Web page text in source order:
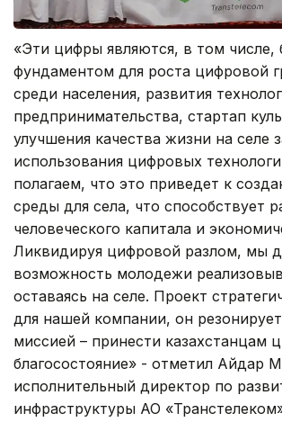
«Эти цифры являются, в том числе,
фундаментом для роста цифровой
среди населения, развития
предпринимательства, стартап
улучшения качества жизни на селе
использования цифровых
полагаем, что это приведет к
среды для села, что способствует
человеческого капитала и
Ликвидируя цифровой разлом, мы
возможность молодежи
оставаясь на селе. Проект
для нашей компании, он
миссией – принести казахстанцам
благосостояние» - отметил Айдар
исполнительный директор по
инфраструктуры АО